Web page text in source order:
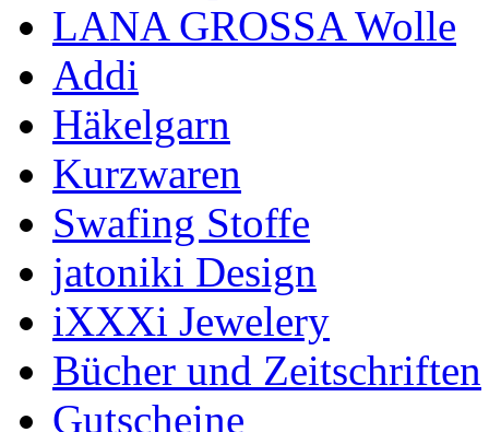
LANA GROSSA Wolle
Addi
Häkelgarn
Kurzwaren
Swafing Stoffe
jatoniki Design
iXXXi Jewelery
Bücher und Zeitschriften
Gutscheine